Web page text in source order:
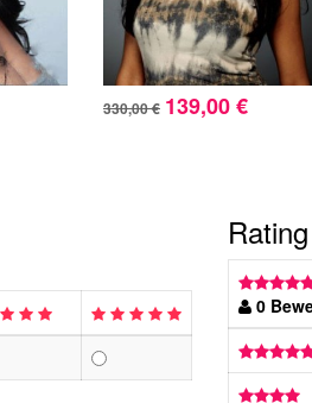
330,00 € 139,00 €
0